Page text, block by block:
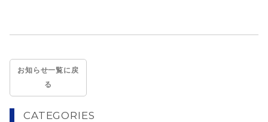
お知らせ一覧に戻
る
CATEGORIES